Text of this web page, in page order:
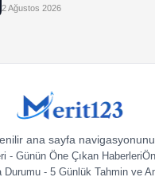
2 Ağustos 2026
ana sayfa
- Günün Öne Çıkan Haberleri
- 5 Günlük Tahmin ve